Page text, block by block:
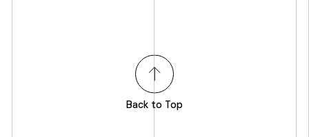
Back to Top